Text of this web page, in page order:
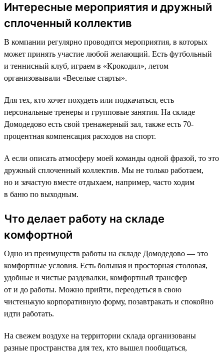
Интересные мероприятия и дружный
сплоченный коллектив
В компании регулярно проводятся мероприятия, в которых
может принять участие любой желающий. Есть футбольный
и теннисный клуб, играем в «Крокодил», летом
организовывали «Веселые старты».
Для тех, кто хочет похудеть или подкачаться, есть
персональные тренеры и групповые занятия. На складе
Домодедово есть свой тренажерный зал, также есть 70-
процентная компенсация расходов на спорт.
А если описать атмосферу моей команды одной фразой, то это
дружный сплоченный коллектив. Мы не только работаем,
но и зачастую вместе отдыхаем, например, часто ходим
в баню по выходным.
Что делает работу на складе
комфортной
Одно из преимуществ работы на складе Домодедово — это
комфортные условия. Есть большая и просторная столовая,
удобные и чистые раздевалки, комфортный трансфер
от и до работы. Можно прийти, переодеться в свою
чистенькую корпоративную форму, позавтракать и спокойно
идти работать.
На свежем воздухе на территории склада организованы
разные пространства для тех, кто вышел пообщаться,